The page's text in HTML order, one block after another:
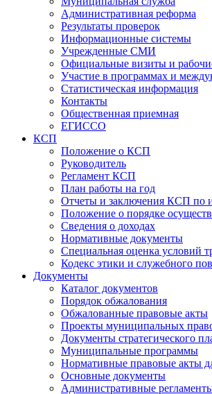
Административная реформа
Результаты проверок
Информационные системы
Учрежденные СМИ
Официальные визиты и
Участие в программах и
Статистическая информация
Контакты
Общественная приемная
ЕГИССО
КСП
Положение о КСП
Руководитель
Регламент КСП
План работы на год
Отчеты и заключения КСП по
Положение о порядке
Сведения о доходах
Нормативные документы
Специальная оценка условий
Кодекс этики и служебного
Документы
Каталог документов
Порядок обжалования
Обжалованные правовые акты
Проекты муниципальных
Документы стратегического
Муниципальные программы
Нормативные правовые акты
Основные документы
Административные